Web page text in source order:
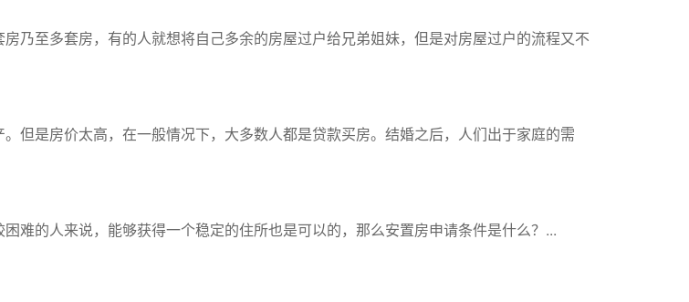
乃至多套房，有的人就想将自己多余的房屋过户给兄弟姐妹，但是对房屋过户的流程又不
但是房价太高，在一般情况下，大多数人都是贷款买房。结婚之后，人们出于家庭的需
难的人来说，能够获得一个稳定的住所也是可以的，那么安置房申请条件是什么？...